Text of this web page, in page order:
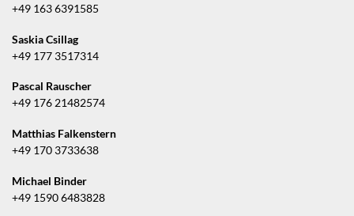
+49 163 6391585
Saskia Csillag
+49 177 3517314
Pascal Rauscher
+49 176 21482574
Matthias Falkenstern
+49 170 3733638
Michael Binder
+49 1590 6483828